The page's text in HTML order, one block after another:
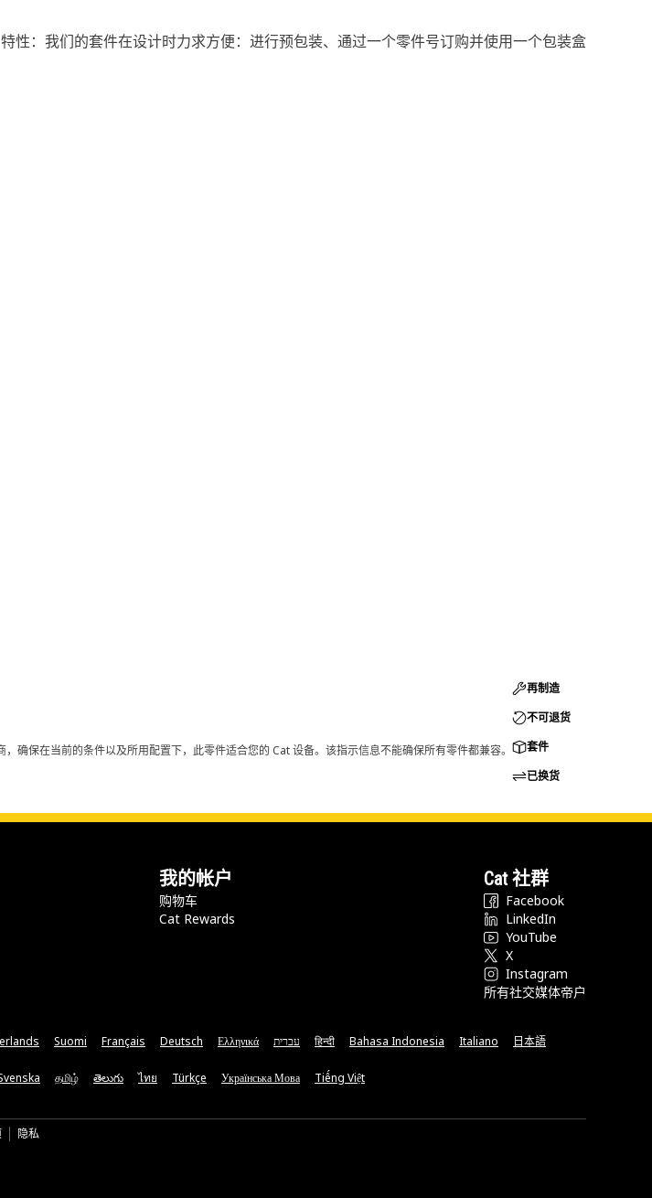
：我们的套件在设计时力求方便：进行预包装、通过一个零件号订购并使用一个包装盒
保在当前的条件以及所用配置下，此零件适合您的 Cat 设备。该指示信息不能确保所有零件都兼容。
再制造
不可退货
套件
已换货
我的帐户
购物车
Cat Rewards
Cat 社群
Facebook
LinkedIn
YouTube
X
Instagram
所有社交媒体帝户
Suomi Français Deutsch Ελληνικά עברית हिन्दी Bahasa Indonesia Italiano 日本語
தமிழ் తెలుగు ไทย Türkçe Українська Мова Tiếng Việt
隐私